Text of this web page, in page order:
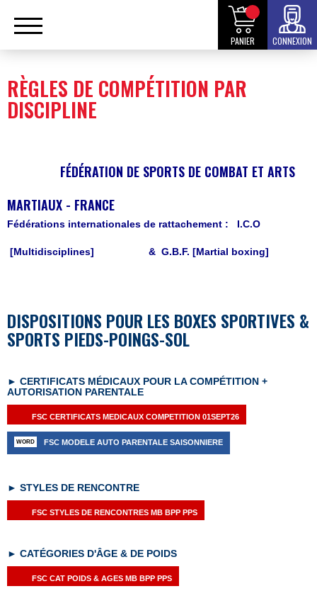
PANIER CONNEXION
RÈGLES DE COMPÉTITION PAR
DISCIPLINE
FÉDÉRATION DE SPORTS DE COMBAT ET ARTS
MARTIAUX - FRANCE
Fédérations internationales de rattachement : I.C.O
[Multidisciplines] & G.B.F. [Martial boxing]
DISPOSITIONS POUR LES BOXES SPORTIVES &
SPORTS PIEDS-POINGS-SOL
► CERTIFICATS MÉDICAUX POUR LA COMPÉTITION +
AUTORISATION PARENTALE
FSC CERTIFICATS MEDICAUX COMPETITION 01SEPT26
FSC MODELE AUTO PARENTALE SAISONNIERE
► STYLES DE RENCONTRE
FSC STYLES DE RENCONTRES MB BPP PPS
► CATÉGORIES D'ÂGE & DE POIDS
FSC CAT POIDS & AGES MB BPP PPS